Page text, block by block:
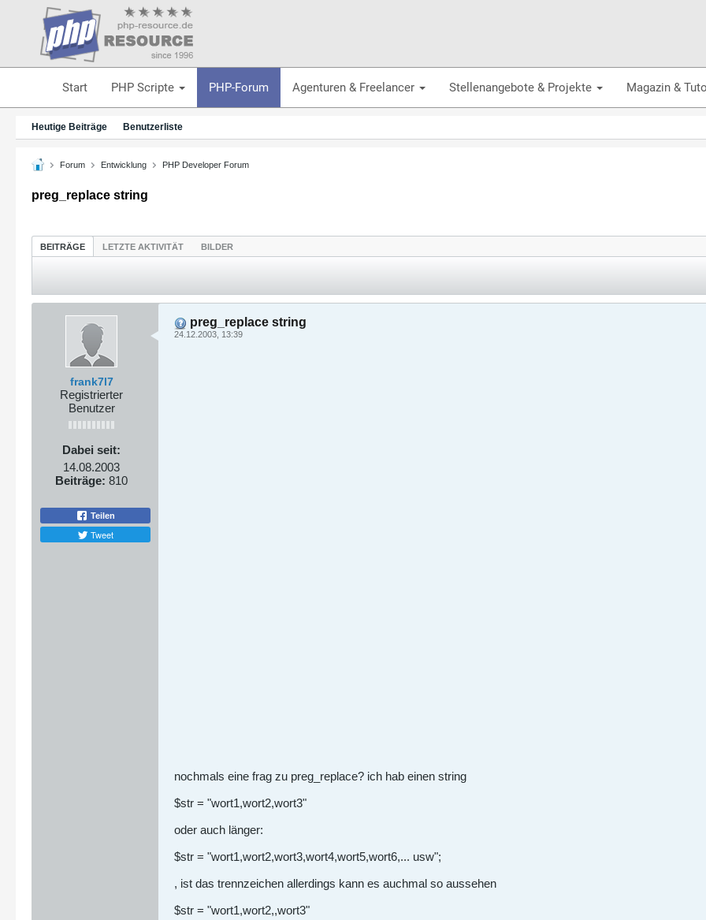
Start PHP Scripte PHP-Forum Agenturen & Freelancer Stellenangebote & Projekte Magazin &
Heutige Beiträge Benutzerliste
Forum Entwicklung PHP Developer Forum
preg_replace string
BEITRÄGE LETZTE AKTIVITÄT BILDER
frank7l7
Registrierter
Benutzer
Dabei seit:
14.08.2003
Beiträge: 810
Teilen
Tweet
preg_replace string
24.12.2003, 13:39
nochmals eine frag zu preg_replace? ich hab einen string
$str = "wort1,wort2,wort3"
oder auch länger:
$str = "wort1,wort2,wort3,wort4,wort5,wort6,... usw";
, ist das trennzeichen allerdings kann es auchmal so aussehen
$str = "wort1,wort2,,wort3"